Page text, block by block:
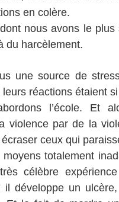
en colère.
nous avons le
du harcèlement.
une source de
réactions étaient
l’école. Et
violence par de la
ceux qui
totalement
célèbre
développe un